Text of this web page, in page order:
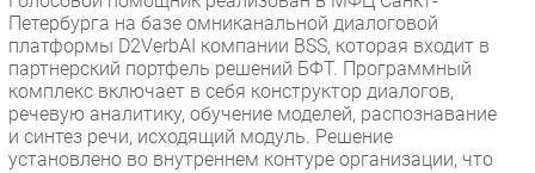
Петербурга на базе омниканальной диалоговой
платформы D2VerbAI компании BSS, которая входит в
партнерский портфель решений БФТ. Программный
комплекс включает в себя конструктор диалогов,
речевую аналитику, обучение моделей, распознавание
и синтез речи, исходящий модуль. Решение
установлено во внутреннем контуре организации, что